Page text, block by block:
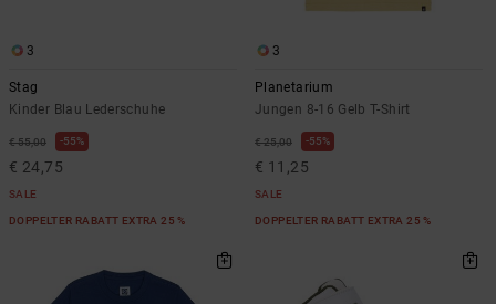
3
Stag
Kinder Blau Lederschuhe
€ 55,00 55%
€ 24,75
SALE
DOPPELTER RABATT EXTRA 25 %
3
Planetarium
Jungen 8-16 Gelb T-Shirt
€ 25,00 55%
€ 11,25
SALE
DOPPELTER RABATT EXTRA 25 %